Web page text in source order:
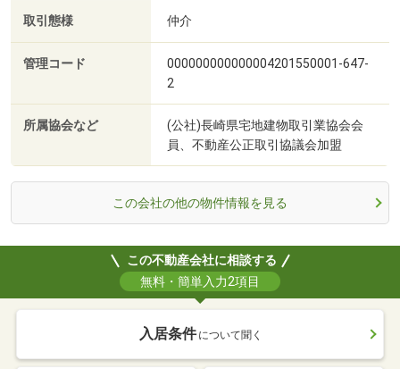
取引態様 仲介
管理コード
000000000000004201550001-647-
2
所属協会など
(公社)長崎県宅地建物取引業協会会
員、不動産公正取引協議会加盟
この会社の他の物件情報を見る
この不動産会社に相談する
無料・簡単入力2項目
入居条件 について聞く